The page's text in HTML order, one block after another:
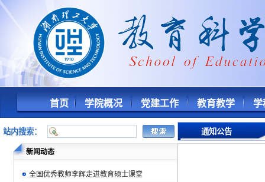
首页 学院概况 党建工作 教育教学
站内搜索：
新闻动态
全国优秀教师李辉走进教育硕士课堂
通知公告